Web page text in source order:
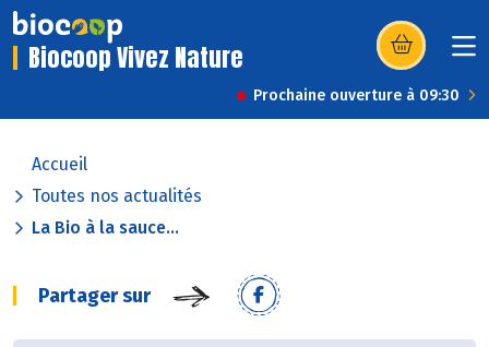
Biocoop Vivez Nature (s’ouvre dans
Prochaine ouverture à 09:30
Accueil
Toutes nos actualités
La Bio à la sauce...
Partager sur